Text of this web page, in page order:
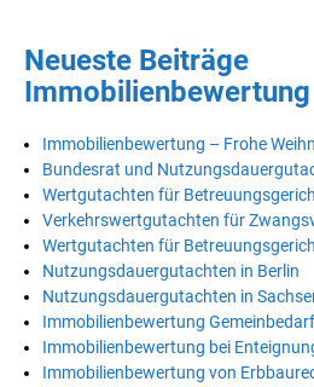
Neueste Beiträge
Immobilienbewertung
Immobilienbewertung – Frohe
Bundesrat und
Wertgutachten für
Verkehrswertgutachten für
Wertgutachten für
Nutzungsdauergutachten in Berlin
Nutzungsdauergutachten in
Immobilienbewertung
Immobilienbewertung bei
Immobilienbewertung von